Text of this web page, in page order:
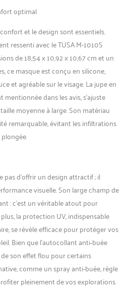
extrêmement important de
rayons UV et HEV dans
toutes les conditions
météorologiques lors de la
plongée. Traitement des
verres antireflet (A/R) : le
traitement antireflet (A/R) de
Tusa diminue la lumière
réfléchie interne et externe.
Cette réduction augmente la
transmission de la lumière à
95 %, résultant en une
vision générale sous l'eau.
Verre optique Crystal View :
offre une clarté, une couleur
et une transmission de la
lumière supérieures par
rapport aux lentilles en verre
standard. Jusqu'à 15 % de la
lumière disponible peut être
perdue avec une lentille en
verre standard en raison des
impuretés et de la
optimal
et le design sont essentiels.
ressenti avec le TUSA M-1010S
de 18,54 x 10,92 x 10,67 cm et un
ce masque est conçu en silicone,
et agréable sur le visage. La jupe en
dans les avis, s’ajuste
moyenne à large. Son matériau
remarquable, évitant les infiltrations
pas d’offrir un design attractif ; il
visuelle. Son large champ de
: c’est un véritable atout pour
la protection UV, indispensable
se révèle efficace pour protéger vos
Bien que l’autocollant anti-buée
son effet flou pour certains
comme un spray anti-buée, règle
pleinement de vos explorations.